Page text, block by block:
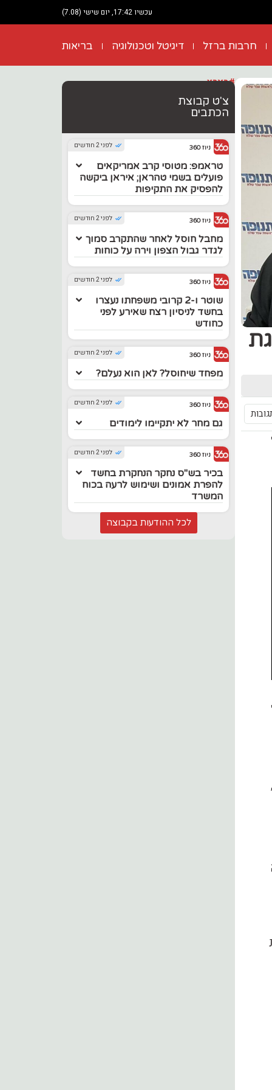
עכשיו 17:42, יום שישי (7.08)
חרבות ברזל דיגיטל וטכנולוגיה בריאות
#בארץ
צ'ט קבוצת
הכתבים
לפני 2 חודשים ניוז 360
טראמפ: מטוסי קרב אמריקאים
פועלים בשמי טהראן; איראן ביקשה
להפסיק את התקיפות
לפני 2 חודשים ניוז 360
מחבל חוסל לאחר שהתקרב סמוך
לגדר גבול הצפון וירה על כוחות
לפני 2 חודשים ניוז 360
שוטר ו-2 קרובי משפחתו נעצרו
בחשד לניסיון רצח שאירע לפני
כחודש
לפני 2 חודשים ניוז 360
מפחד שיחוסל? לאן הוא נעלם?
לפני 2 חודשים ניוז 360
גם מחר לא יתקיימו לימודים
לפני 2 חודשים ניוז 360
בכיר בש"ס נחקר הנחקרת בחשד
להפרת אמונים ושימוש לרעה בכוח
המשרד
לכל ההודעות בקבוצה